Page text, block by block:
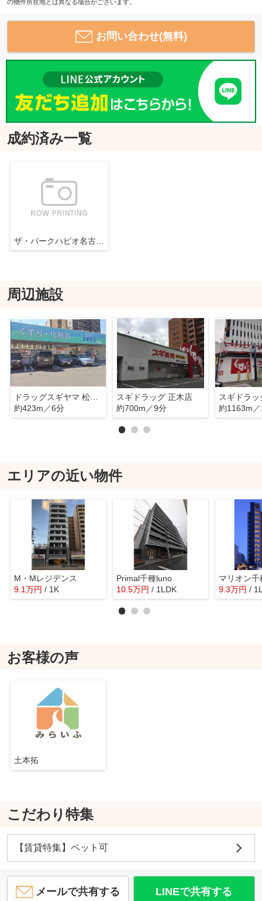
の物件所在地とは異なる場合がございます。
お問い合わせ(無料)
成約済み一覧
ザ・パークハビオ名古屋松原
周辺施設
ドラッグスギヤマ 松原店
約423m／6分
スギドラッグ 正木店
約700m／9分
スギドラ
約1163m
エリアの近い物件
M・Mレジデンス
9.1万円 / 1K
Primal千種luno
10.5万円 / 1LDK
マリオン千
9.3万円 /
お客様の声
土本拓
こだわり特集
【賃貸特集】ペット可
メールで共有する LINEで共有する